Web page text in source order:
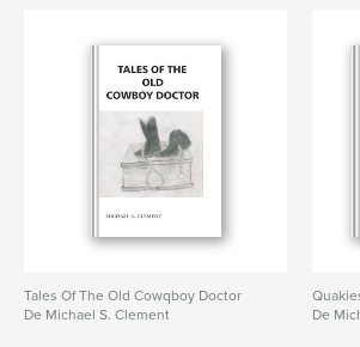
Tales Of The Old Cowqboy Doctor
De Michael S. Clement
De